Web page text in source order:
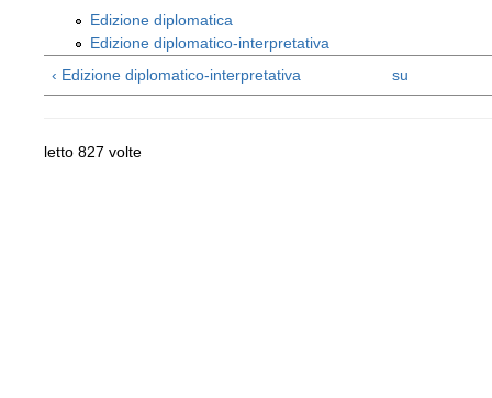
Edizione diplomatica
Edizione diplomatico-interpretativa
‹ Edizione diplomatico-interpretativa
su
letto 827 volte